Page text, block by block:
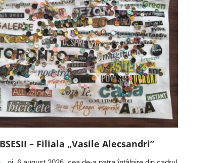
– Filiala „Vasile Alecsandri”